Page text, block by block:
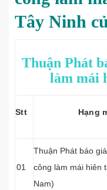
Tây Ninh
Thuận Phát
làm mái
Stt Hạng
01
Thuận Phát báo
công làm mái hiên
Nam)